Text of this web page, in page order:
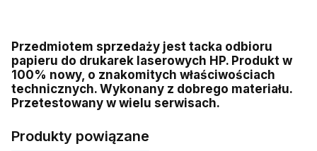
Przedmiotem sprzedaży jest tacka odbioru
papieru do drukarek laserowych HP. Produkt w
100% nowy, o znakomitych właściwościach
technicznych. Wykonany z dobrego materiału.
Przetestowany w wielu serwisach.
Produkty powiązane